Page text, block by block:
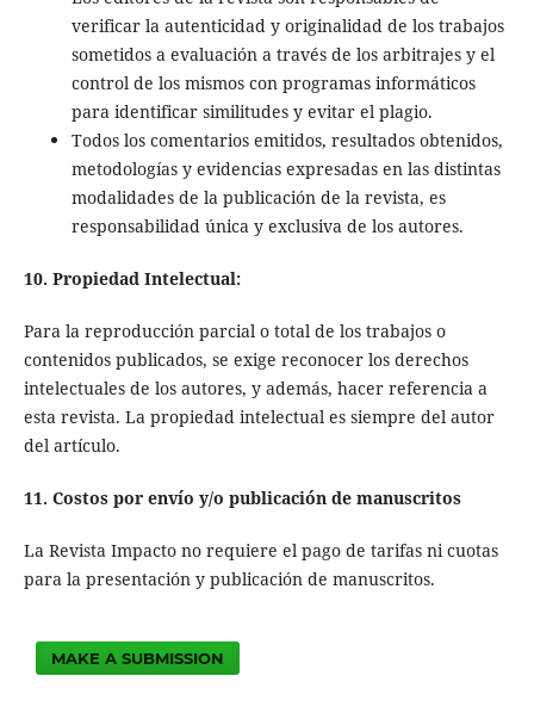
verificar la autenticidad y originalidad de los trabajos
sometidos a evaluación a través de los arbitrajes y el
control de los mismos con programas informáticos
para identificar similitudes y evitar el plagio.
Todos los comentarios emitidos, resultados obtenidos,
metodologías y evidencias expresadas en las distintas
modalidades de la publicación de la revista, es
responsabilidad única y exclusiva de los autores.
10. Propiedad Intelectual:
Para la reproducción parcial o total de los trabajos o
contenidos publicados, se exige reconocer los derechos
intelectuales de los autores, y además, hacer referencia a
esta revista. La propiedad intelectual es siempre del autor
del artículo.
11. Costos por envío y/o publicación de manuscritos
La Revista Impacto no requiere el pago de tarifas ni cuotas
para la presentación y publicación de manuscritos.
MAKE A SUBMISSION